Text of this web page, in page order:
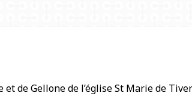
de Gellone de l’église St Marie de